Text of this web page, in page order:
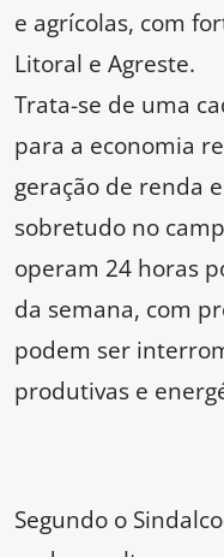
e agrícolas, com
Litoral e Agreste.
Trata-se de uma
para a economia
geração de renda
sobretudo no
operam 24 horas
da semana, com
podem ser
produtivas e
Segundo o